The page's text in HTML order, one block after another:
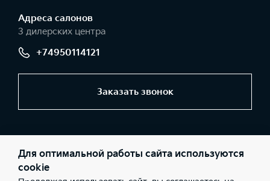
Адреса салонов
3 дилерских центра
+74950114121
Заказать звонок
(Фактический адрес: г. Москва, МКАД 44 км, д. 1 (внешняя
сторона); Телефон: +74950114121; ИНН: 5032237788; ОГРН:
1115032003525), ООО «АвтоГЕРМЕС-Запад» (Фактический адрес:
Для оптимальной работы сайта используются
cookie